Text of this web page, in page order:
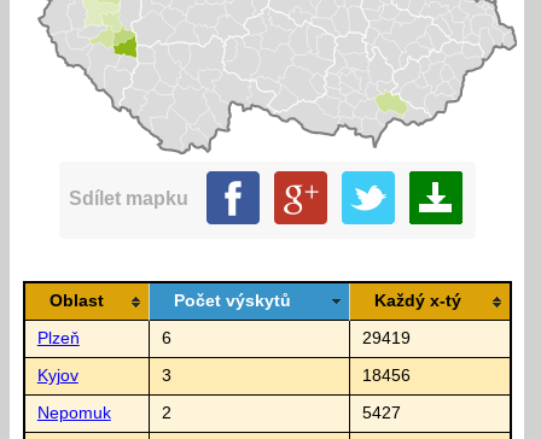
Sdílet mapku
Oblast Počet výskytů Každý x-tý
Plzeň 6 29419
Kyjov 3 18456
Nepomuk 2 5427